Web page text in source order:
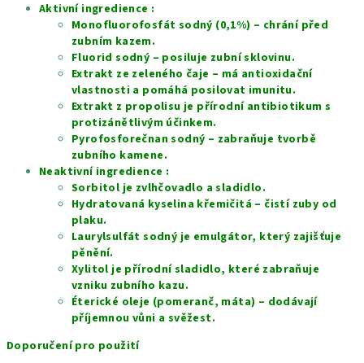
Aktivní ingredience :
Monofluorofosfát sodný (0,1%) – chrání před
zubním kazem.
Fluorid sodný – posiluje zubní sklovinu.
Extrakt ze zeleného čaje – má antioxidační
vlastnosti a pomáhá posilovat imunitu.
Extrakt z propolisu je přírodní antibiotikum s
protizánětlivým účinkem.
Pyrofosforečnan sodný – zabraňuje tvorbě
zubního kamene.
Neaktivní ingredience :
Sorbitol je zvlhčovadlo a sladidlo.
Hydratovaná kyselina křemičitá – čistí zuby od
plaku.
Laurylsulfát sodný je emulgátor, který zajišťuje
pěnění.
Xylitol je přírodní sladidlo, které zabraňuje
vzniku zubního kazu.
Éterické oleje (pomeranč, máta) – dodávají
příjemnou vůni a svěžest.
Doporučení pro použití